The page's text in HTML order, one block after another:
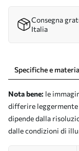
Consegna
Italia
Specifiche e
Nota bene: le
differire leggermente
dipende dalla
dalle condizioni di